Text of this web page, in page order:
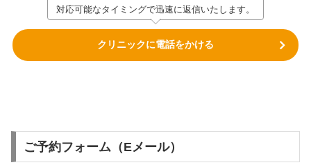
対応可能なタイミングで迅速に返信いたします。
クリニックに電話をかける
ご予約フォーム（Eメール）